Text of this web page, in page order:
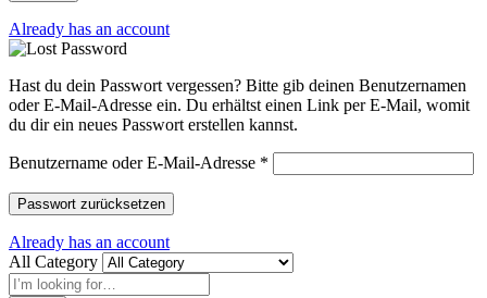
Already has an account
Hast du dein Passwort vergessen? Bitte gib deinen Benutzernamen
oder E-Mail-Adresse ein. Du erhältst einen Link per E-Mail, womit
du dir ein neues Passwort erstellen kannst.
Benutzername oder E-Mail-Adresse *
Passwort zurücksetzen
Already has an account
All Category